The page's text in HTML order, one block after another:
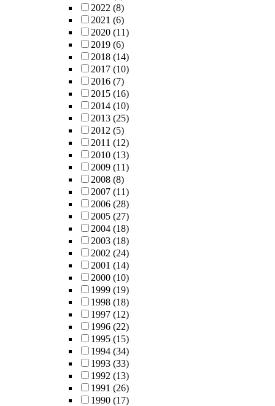
2022 (8)
2021 (6)
2020 (11)
2019 (6)
2018 (14)
2017 (10)
2016 (7)
2015 (16)
2014 (10)
2013 (25)
2012 (5)
2011 (12)
2010 (13)
2009 (11)
2008 (8)
2007 (11)
2006 (28)
2005 (27)
2004 (18)
2003 (18)
2002 (24)
2001 (14)
2000 (10)
1999 (19)
1998 (18)
1997 (12)
1996 (22)
1995 (15)
1994 (34)
1993 (33)
1992 (13)
1991 (26)
1990 (17)